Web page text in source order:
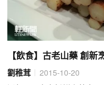
【飲食】古老山藥 創新
劉稚茸
2015-10-20